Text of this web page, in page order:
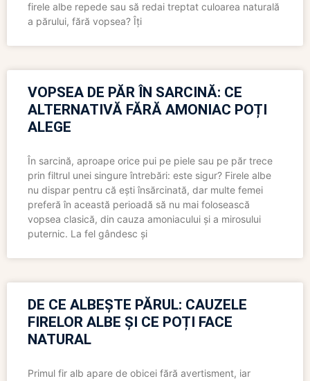
firele albe repede sau să redai treptat culoarea naturală
a părului, fără vopsea? Îți
VOPSEA DE PĂR ÎN SARCINĂ: CE
ALTERNATIVĂ FĂRĂ AMONIAC POȚI
ALEGE
În sarcină, aproape orice pui pe piele sau pe păr trece
prin filtrul unei singure întrebări: este sigur? Firele albe
nu dispar pentru că ești însărcinată, dar multe femei
preferă în această perioadă să nu mai folosească
vopsea clasică, din cauza amoniacului și a mirosului
puternic. La fel gândesc și
DE CE ALBEȘTE PĂRUL: CAUZELE
FIRELOR ALBE ȘI CE POȚI FACE
NATURAL
Primul fir alb apare de obicei fără avertisment, iar